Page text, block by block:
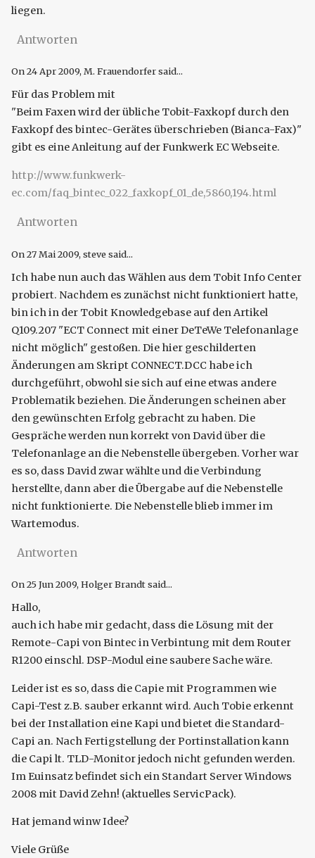
liegen.
Antworten
On24 Apr 2009, M. Frauendorfer said...
Für das Problem mit
"Beim Faxen wird der übliche Tobit-Faxkopf durch den
Faxkopf des bintec-Gerätes überschrieben (Bianca-Fax)"
gibt es eine Anleitung auf der Funkwerk EC Webseite.
http://www.funkwerk-
ec.com/faq_bintec_022_faxkopf_01_de,5860,194.html
Antworten
On27 Mai 2009, steve said...
Ich habe nun auch das Wählen aus dem Tobit Info Center
probiert. Nachdem es zunächst nicht funktioniert hatte,
bin ich in der Tobit Knowledgebase auf den Artikel
Q109.207 "ECT Connect mit einer DeTeWe Telefonanlage
nicht möglich" gestoßen. Die hier geschilderten
Änderungen am Skript CONNECT.DCC habe ich
durchgeführt, obwohl sie sich auf eine etwas andere
Problematik beziehen. Die Änderungen scheinen aber
den gewünschten Erfolg gebracht zu haben. Die
Gespräche werden nun korrekt von David über die
Telefonanlage an die Nebenstelle übergeben. Vorher war
es so, dass David zwar wählte und die Verbindung
herstellte, dann aber die Übergabe auf die Nebenstelle
nicht funktionierte. Die Nebenstelle blieb immer im
Wartemodus.
Antworten
On25 Jun 2009, Holger Brandt said...
Hallo,
auch ich habe mir gedacht, dass die Lösung mit der
Remote-Capi von Bintec in Verbintung mit dem Router
R1200 einschl. DSP-Modul eine saubere Sache wäre.
Leider ist es so, dass die Capie mit Programmen wie
Capi-Test z.B. sauber erkannt wird. Auch Tobie erkennt
bei der Installation eine Kapi und bietet die Standard-
Capi an. Nach Fertigstellung der Portinstallation kann
die Capi lt. TLD-Monitor jedoch nicht gefunden werden.
Im Euinsatz befindet sich ein Standart Server Windows
2008 mit David Zehn! (aktuelles ServicPack).
Hat jemand winw Idee?
Viele Grüße